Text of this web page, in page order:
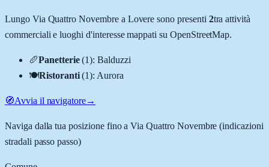
Lungo Via Quattro Novembrea Lovere sono presenti 2tra attività
commerciali e luoghi d'interesse mappati su OpenStreetMap.
🥖Panetterie (1):Balduzzi
🍽️Ristoranti (1): Aurora
🧭Avvia il navigatore→
Naviga dalla tua posizione fino aVia Quattro Novembre (indicazioni
stradali passo passo)